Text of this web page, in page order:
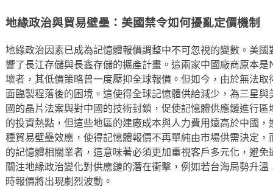
地緣政治與貿易壁壘：美國禁令如何擾亂定價機制
地緣政治因素已成為記憶體報價調整中不可忽視的變數。美
響了長江存儲與長鑫存儲的擴產計畫。這兩家中國廠商原本
壞者，其低價策略曾一度壓抑全球報價。但如今，由於無法
面臨製程落後的困境。這使得全球記憶體供給減少，為三星
國的晶片法案與對中國的技術封鎖，促使記憶體供應鏈進行
的投資熱點，但這些地區的建廠成本與人力費用遠高於中國
種貿易壁壘效應，使得記憶體報價不再單純由市場供需決定
的記憶體相關業者，這意味著必須更加重視客戶多元化，避
關注地緣政治變化對供應鏈的潛在衝擊，例如若台海局勢升
時報價將出現劇烈波動。